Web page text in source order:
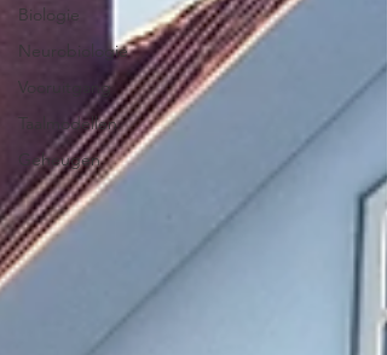
Biologie
Neurobiologie
Vooruitgang
Taalmodellen
Geheugen